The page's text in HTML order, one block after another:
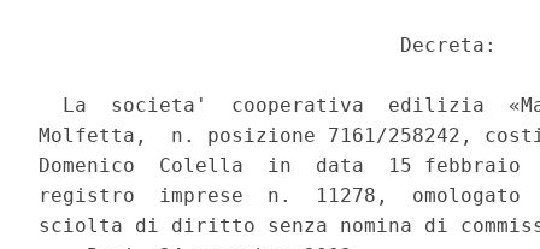
                              Decreta:
La  societa'  cooperativa  edilizia
Molfetta,  n. posizione 7161/258242,
Domenico  Colella  in  data  15 febbraio
registro  imprese  n.  11278,
sciolta di diritto senza nomina di